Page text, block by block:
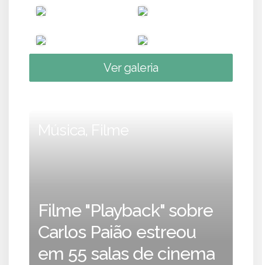
Ver galeria
Música, Filme
Filme "Playback" sobre
Carlos Paião estreou
em 55 salas de cinema